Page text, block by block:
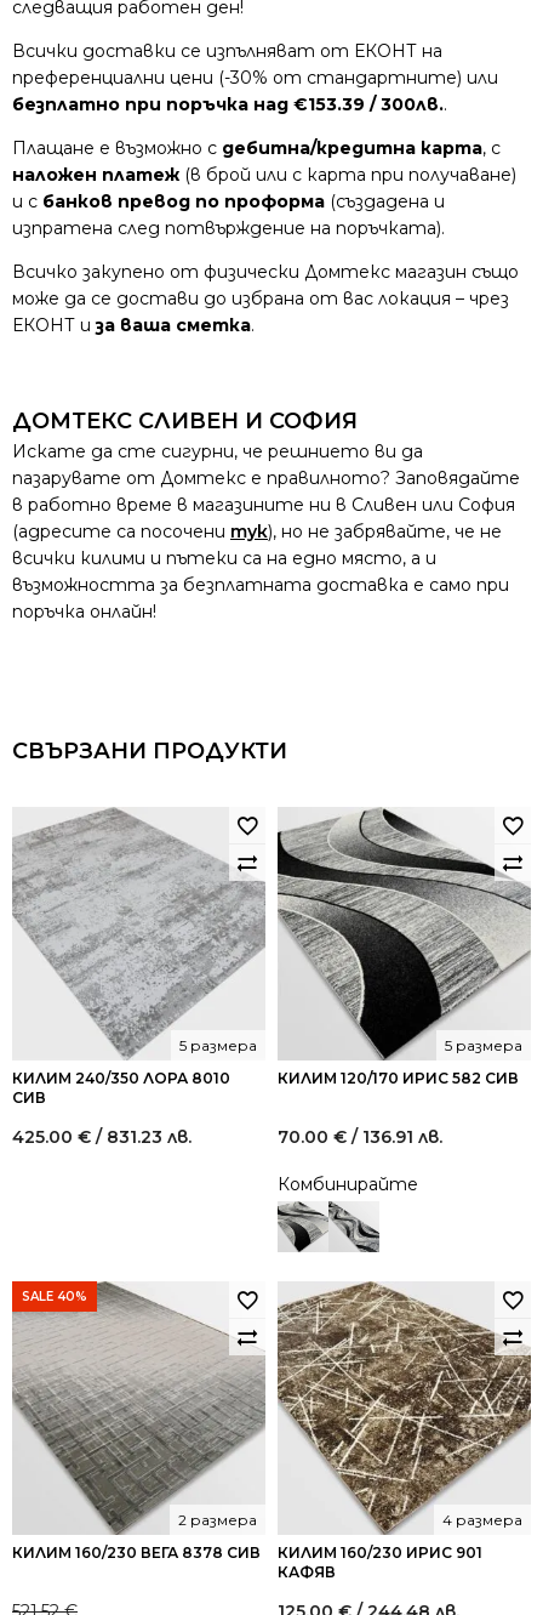
следващия работен ден!
Всички доставки се изпълняват от ЕКОНТ на
преференциални цени (-30% от стандартните) или
безплатно при поръчка над €153.39 / 300лв..
Плащане е възможно с дебитна/кредитна карта, с
наложен платеж (в брой или с карта при получаване)
и с банков превод по проформа (създадена и
изпратена след потвърждение на поръчката).
Всичко закупено от физически Домтекс магазин също
може да се достави до избрана от вас локация – чрез
ЕКОНТ иза ваша сметка.
ДОМТЕКС СЛИВЕН И СОФИЯ
Искате да сте сигурни, че решнието ви да
пазарувате от Домтекс е правилното? Заповядайте
в работно време в магазините ни в Сливен или София
(адресите са посочени тук), но не забрявайте, че не
всички килими и пътеки са на едно място, а и
възможността за безплатната доставка е само при
поръчка онлайн!
СВЪРЗАНИ ПРОДУКТИ
КИЛИМ 240/350 ЛОРА 8010
СИВ
5 размера
425.00 € / 831.23 лв.
КИЛИМ 120/170 ИРИС 582 СИВ
5 размера
70.00 € / 136.91 лв.
Комбинирайте
SALE 40%
КИЛИМ 160/230 ВЕГА 8378 СИВ
2 размера
КИЛИМ 160/230 ИРИС 901
КАФЯВ
4 размера